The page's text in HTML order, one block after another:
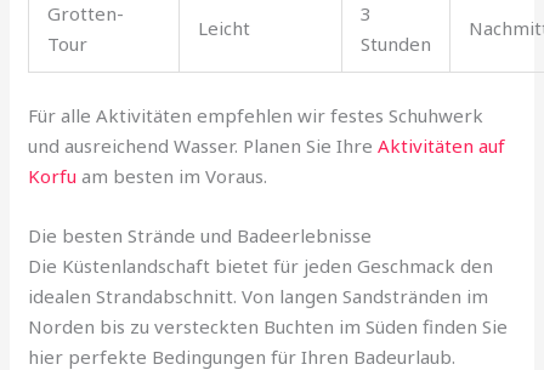
Grotten-
Tour
Leicht
3
Stunden
Für alle Aktivitäten empfehlen wir festes Schuhwerk
und ausreichend Wasser. Planen Sie IhreAktivitäten auf
Korfu am besten im Voraus.
Die besten Strände und Badeerlebnisse
Die Küstenlandschaft bietet für jeden Geschmack den
idealen Strandabschnitt. Von langen Sandstränden im
Norden bis zu versteckten Buchten im Süden finden Sie
hier perfekte Bedingungen für Ihren Badeurlaub.